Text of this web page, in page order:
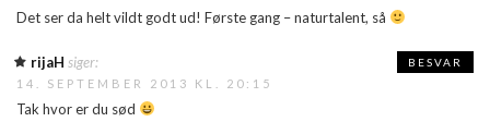
Det ser da helt vildt godt ud! Første gang – naturtalent, så
rijaH siger:
14. SEPTEMBER 2013 KL. 20:15
Tak hvor er du sød
BESVAR